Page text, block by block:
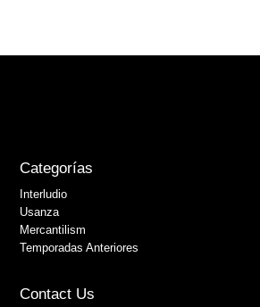
Categorías
Interludio
Usanza
Mercantilism
Temporadas Anteriores
Contact Us